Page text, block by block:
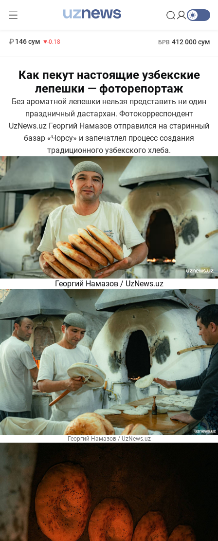
11 916 сум 28.92 МРОТ 1 271 000 сум
Как пекут настоящие узбекские
лепешки — фоторепортаж
Без ароматной лепешки нельзя представить ни один
праздничный дастархан. Фотокорреспондент
UzNews.uz Георгий Намазов отправился на старинный
базар «Чорсу» и запечатлел процесс создания
традиционного узбекского хлеба.
Георгий Намазов / UzNews.uz
Георгий Намазов / UzNews.uz